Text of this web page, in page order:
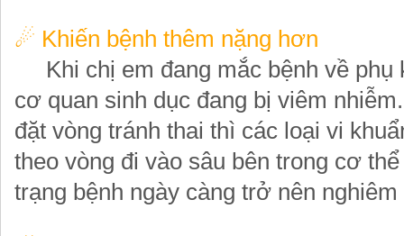
☄ Khiến bệnh thêm nặng hơn
Khi chị em đang mắc bệnh về phụ
cơ quan sinh dục đang bị viêm
đặt vòng tránh thai thì các loại vi
theo vòng đi vào sâu bên trong cơ
trạng bệnh ngày càng trở nên